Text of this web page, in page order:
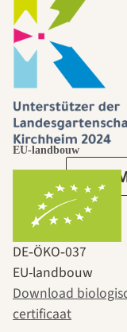
Over
EU-landbouw
DE‑ÖKO‑037
EU-landbouw
Download
certificaat